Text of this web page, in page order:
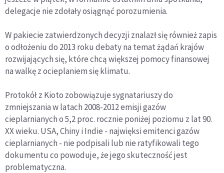
delegacje nie zdołały osiągnąć porozumienia.
W pakiecie zatwierdzonych decyzji znalazł się również zapis
o odłożeniu do 2013 roku debaty na temat żądań krajów
rozwijających się, które chcą większej pomocy finansowej
na walkę z ocieplaniem się klimatu.
Protokół z Kioto zobowiązuje sygnatariuszy do
zmniejszania w latach 2008-2012 emisji gazów
cieplarnianych o 5,2 proc. rocznie poniżej poziomu z lat 90.
XX wieku. USA, Chiny i Indie - najwięksi emitenci gazów
cieplarnianych - nie podpisali lub nie ratyfikowali tego
dokumentu co powoduje, że jego skuteczność jest
problematyczna.